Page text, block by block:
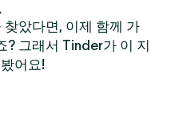
았다면, 이제 함께 가
? 그래서 Tinder가 이 지
어요!